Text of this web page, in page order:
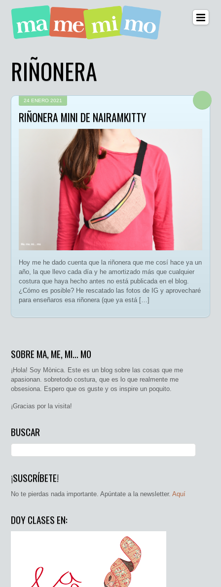
RIÑONERA
24 ENERO 2021
RIÑONERA MINI DE NAIRAMKITTY
Hoy me he dado cuenta que la riñonera que me cosí hace ya un
año, la que llevo cada día y he amortizado más que cualquier
costura que haya hecho antes no está publicada en el blog.
¿Cómo es posible? He rescatado las fotos de IG y aprovecharé
para enseñaros esa riñonera (que ya está […]
SOBRE MA, ME, MI… MO
¡Hola! Soy Mònica. Este es un blog sobre las cosas que me
apasionan. sobretodo costura, que es lo que realmente me
obsesiona. Espero que os guste y os inspire un poquito.
¡Gracias por la visita!
BUSCAR
¡SUSCRÍBETE!
No te pierdas nada importante. Apúntate a la newsletter.Aquí
DOY CLASES EN: